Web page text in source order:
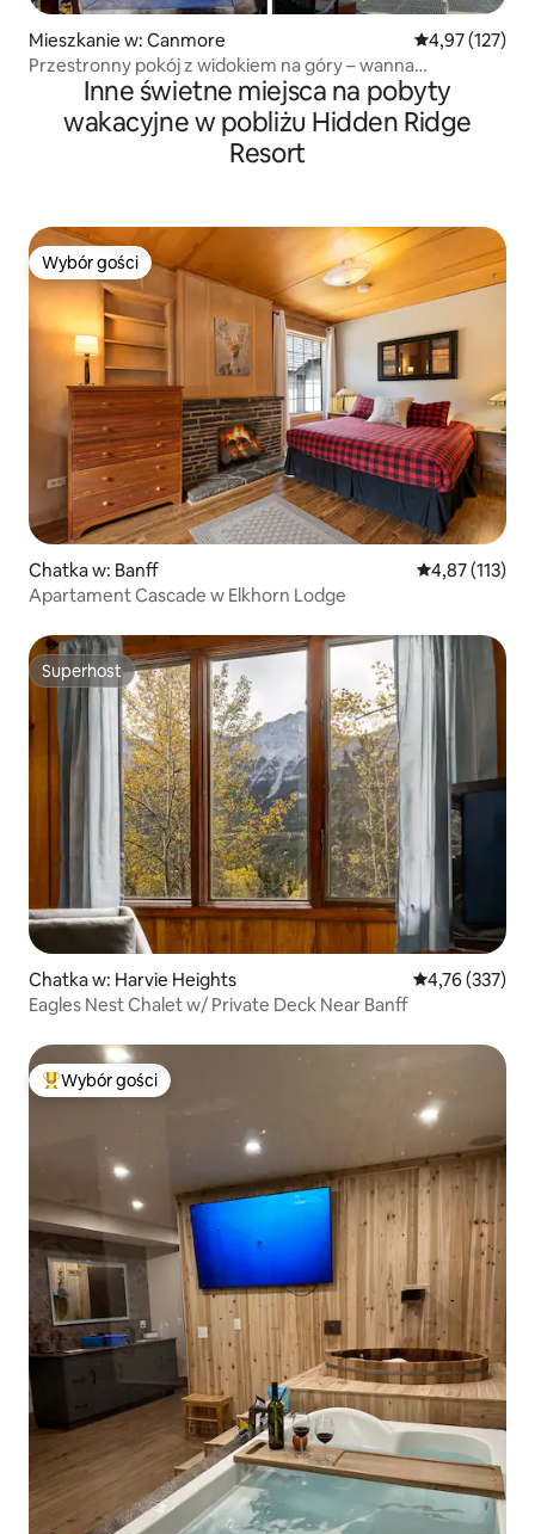
Mieszkanie w: Canmore Średnia
4,97 (127)
Przestronny pokój z widokiem na góry – wanna
z hydromasażem (Falcon Crest)
Inne świetne miejsca na pobyty
wakacyjne w pobliżu Hidden Ridge
Resort
Wybór gości
Wybór gości
Chatka w: Banff Średnia
4,87 (113)
Apartament Cascade w Elkhorn Lodge
Superhost
Superhost
Chatka w: Harvie Heights Średnia
4,76 (337)
Eagles Nest Chalet w/ Private Deck Near Banff
Najpopularniejsze z kategorii Wybór gości
Wybór gości